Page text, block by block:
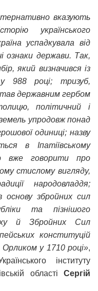
вказують
українського
успадкувала від
ознаки держави. Так,
який визначився із
988 році; тризуб,
державним гербом
політичний і
упродовж понад
одиниці; назву
в Іпатіївському
вже говорити про
стислому вигляду,
народовладдя;
основу збройних сил
та пізнішого
й Збройних Сил
конституцій
у 1710 році»,
інституту
області Сергій